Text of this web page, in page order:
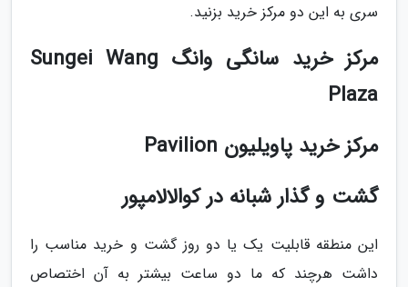
سری به این دو مرکز خرید بزنید.
مرکز خرید سانگی وانگ Sungei Wang
Plaza
مرکز خرید پاویلیون Pavilion
گشت و گذار شبانه در کوالالامپور
این منطقه قابلیت یک یا دو روز گشت و خرید مناسب را
داشت هرچند که ما دو ساعت بیشتر به آن اختصاص